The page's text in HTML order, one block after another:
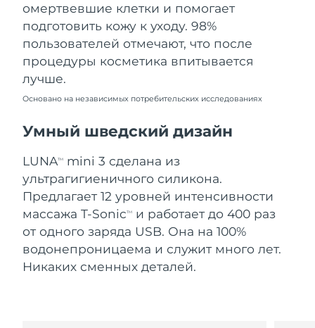
омертвевшие клетки и помогает
подготовить кожу к уходу. 98%
пользователей отмечают, что после
процедуры косметика впитывается
лучше.
Основано на независимых потребительских исследованиях
Умный шведский дизайн
LUNATM
mini 3 сделана из
ультрагигиеничного силикона.
Предлагает 12 уровней интенсивности
массажа T-SonicTM
и работает до 400 раз
от одного заряда USB. Она на 100%
водонепроницаема и служит много лет.
Никаких сменных деталей.
Словакия
Ожидаемая дата доставки
Словения
Ожидаемая дата доставки
09/08/2026
Южно-Африканская
Ожидаемая дата доставки
Испания
Ожидаемая дата доставки
09/08/2026
Швеция
Ожидаемая дата доставки
09/08/2026
Швейцария
Ожидаемая дата доставки